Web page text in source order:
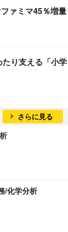
ァミマ45％増量
り支える「小学
さらに見る
/化学分析